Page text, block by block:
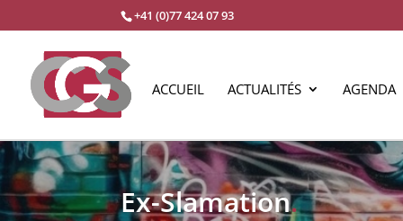
+41 (0)77 424 07 93
ACCUEIL ACTUALITÉS AGENDA
Ex-Slamation.